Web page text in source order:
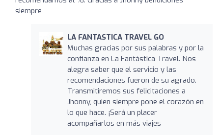
siempre
LA FANTASTICA TRAVEL GO
Muchas gracias por sus palabras y por la
confianza en La Fantástica Travel. Nos
alegra saber que el servicio y las
recomendaciones fueron de su agrado.
Transmitiremos sus felicitaciones a
Jhonny, quien siempre pone el corazón en
lo que hace. ¡Será un placer
acompañarlos en más viajes